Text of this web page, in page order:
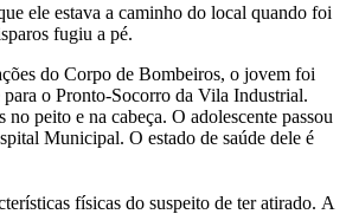
ele estava a caminho do local quando foi
fugiu a pé.
do Corpo de Bombeiros, o jovem foi
para o Pronto-Socorro da Vila Industrial.
peito e na cabeça. O adolescente passou
Municipal. O estado de saúde dele é
físicas do suspeito de ter atirado. A